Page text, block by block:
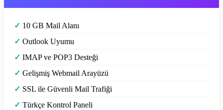
✓ 10 GB Mail Alanı
✓ Outlook Uyumu
✓ IMAP ve POP3 Desteği
✓ Gelişmiş Webmail Arayüzü
✓ SSL ile Güvenli Mail Trafiği
✓ Türkçe Kontrol Paneli